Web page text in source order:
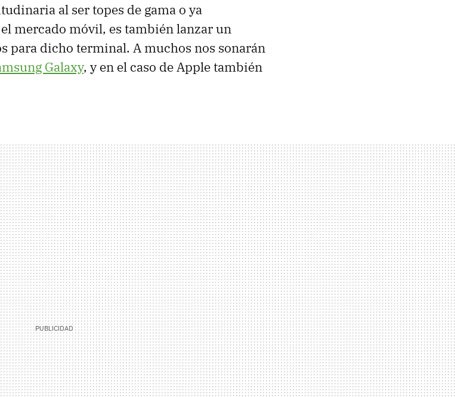
al ser topes de gama o ya
mercado móvil, es también lanzar un
para dicho terminal. A muchos nos sonarán
Galaxy, y en el caso de Apple también